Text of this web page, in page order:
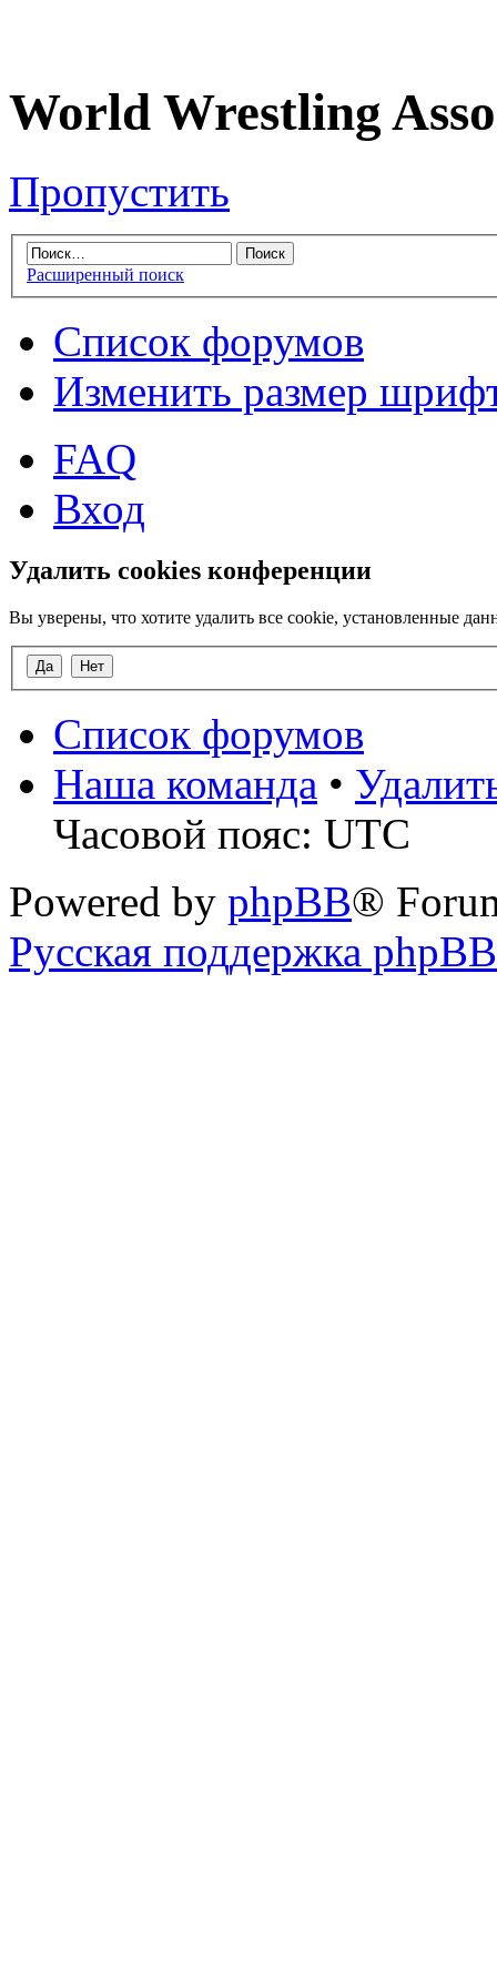
World Wrestling
Пропустить
Расширенный поиск
Список форумов
Изменить размер
FAQ
Вход
Удалить cookies конференции
Вы уверены, что хотите удалить все cookie, установленные
Список форумов
Наша команда •
Часовой пояс: UTC
Powered by phpBB®
Русская поддержка phpBB